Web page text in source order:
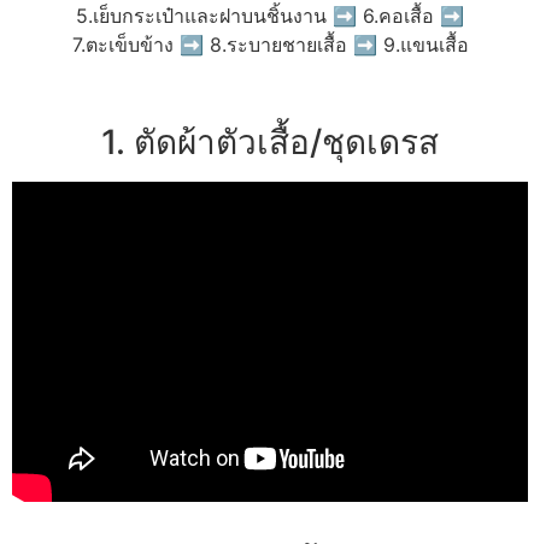
5.เย็บกระเป๋าและฝาบนชิ้นงาน ➡ 6.คอเสื้อ ➡
7.ตะเข็บข้าง ➡ 8.ระบายชายเสื้อ ➡ 9.แขนเสื้อ
1. ตัดผ้าตัวเสื้อ/ชุดเดรส